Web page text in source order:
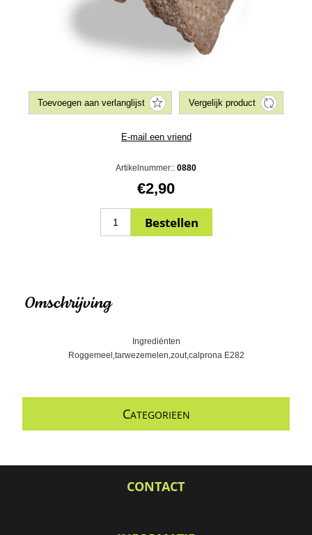
Artikelnummer:: 0880
€2,90
Omschrijving
Ingrediënten
Roggemeel,tarwezemelen,zout,calprona E282
CATEGORIEEN
CONTACT